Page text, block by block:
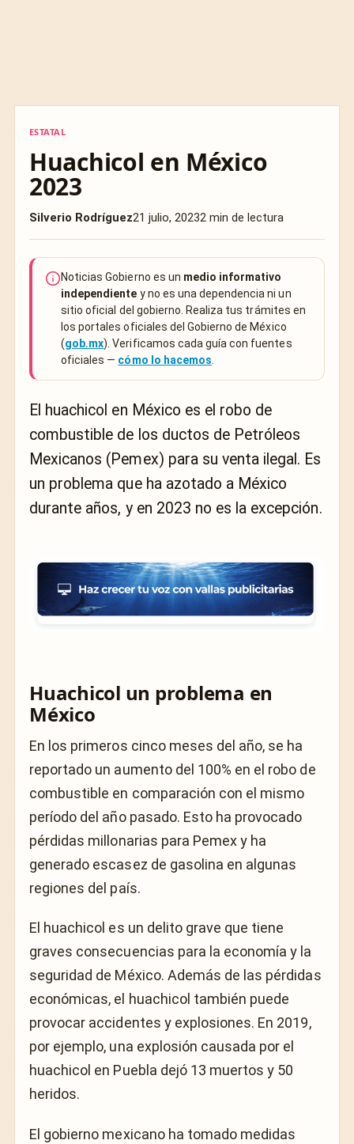
ESTATAL
Huachicol en México
2023
Silverio Rodríguez21 julio, 20232 min de lectura
Noticias Gobierno es un medio informativo
independiente y no es una dependencia ni un
sitio oficial del gobierno. Realiza tus trámites en
los portales oficiales del Gobierno de México
(gob.mx). Verificamos cada guía con fuentes
oficiales — cómo lo hacemos
El huachicol en México es el robo de
combustible de los ductos de Petróleos
Mexicanos (Pemex) para su venta ilegal. Es
un problema que ha azotado a México
durante años, y en 2023 no es la excepción.
Huachicol un problema en
México
En los primeros cinco meses del año, se ha
reportado un aumento del 100% en el robo de
combustible en comparación con el mismo
período del año pasado. Esto ha provocado
pérdidas millonarias para Pemex y ha
generado escasez de gasolina en algunas
regiones del país.
El huachicol es un delito grave que tiene
graves consecuencias para la economía y la
seguridad de México. Además de las pérdidas
económicas, el huachicol también puede
provocar accidentes y explosiones. En 2019,
por ejemplo, una explosión causada por el
huachicol en Puebla dejó 13 muertos y 50
heridos.
El gobierno mexicano ha tomado medidas